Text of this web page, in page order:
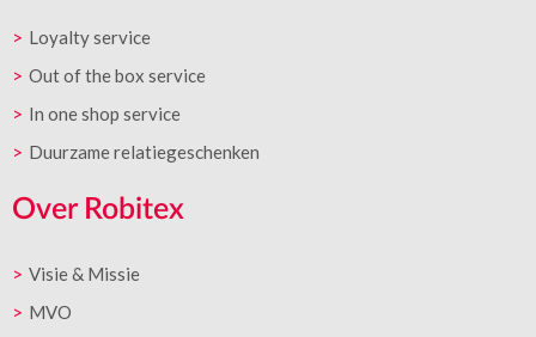
Loyalty service
Out of the box service
In one shop service
Duurzame relatiegeschenken
Over Robitex
Visie & Missie
MVO